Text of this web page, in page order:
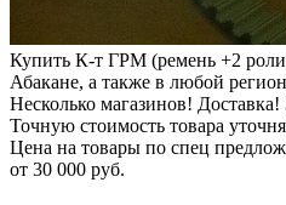
Купить К-т ГРМ (ремень +2
Абакане, а также в любой
Несколько магазинов! Доставка!
Точную стоимость товара
Цена на товары по спец
от 30 000 руб.